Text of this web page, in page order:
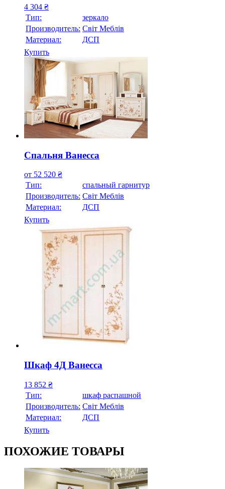
4 304 ₴
Тип:
зеркало
Производитель: Свiт Меблiв
Материал:
ДСП
Купить
Спальня Ванесса
от 52 520 ₴
Тип:
спальный гарнитур
Производитель: Свiт Меблiв
Материал:
ДСП
Купить
Шкаф 4Д Ванесса
13 852 ₴
Тип:
шкаф распашной
Производитель: Свiт Меблiв
Материал:
ДСП
Купить
ПОХОЖИЕ ТОВАРЫ